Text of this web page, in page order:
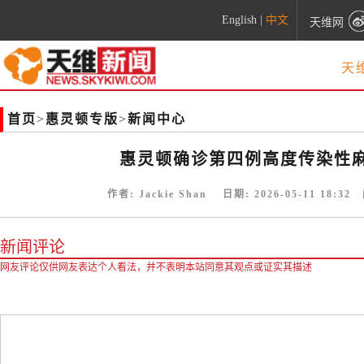
English 中文 天维网
天
首页>惠灵顿专版>新闻中心
惠灵顿确诊第四例高度传染性
作者: Jackie Shan 日期: 2026-05-11 18:32
新闻评论
网友评论仅供网友表达个人看法，并不表明本站同意其观点或证实其描述